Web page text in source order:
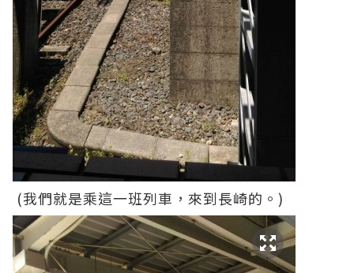
(我們就是乘這一班列車，來到長崎的。)